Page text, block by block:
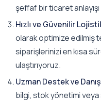
şeffaf bir ticaret
Hızlı ve Güvenilir
olarak optimize edilmiş
siparişlerinizi en kısa
ulaştırıyoruz.
Uzman Destek ve
bilgi, stok yönetimi